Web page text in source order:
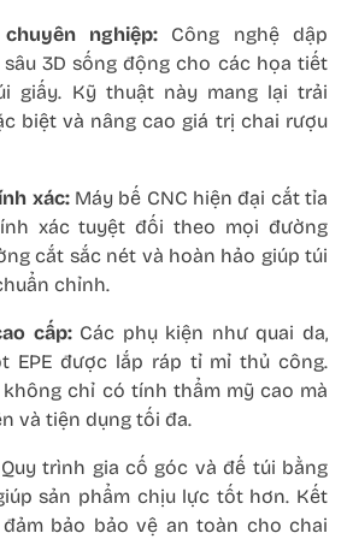
nghiệp: Công nghệ dập
3D sống động cho các họa tiết
giấy. Kỹ thuật này mang lại trải
biệt và nâng cao giá trị chai rượu
xác:Máy bế CNC hiện đại cắt tỉa
xác tuyệt đối theo mọi đường
cắt sắc nét và hoàn hảo giúp túi
chỉnh.
cấp:Các phụ kiện như quai da,
EPE được lắp ráp tỉ mỉ thủ công.
chỉ có tính thẩm mỹ cao mà
và tiện dụng tối đa.
trình gia cố góc và đế túi bằng
sản phẩm chịu lực tốt hơn. Kết
bảo bảo vệ an toàn cho chai